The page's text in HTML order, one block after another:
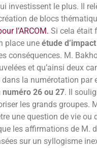
investissent le plus. Il
de blocs
l’ARCOM. Si cela était
place uneétude d’impact
conséquences. M.
et qu’ainsi deux
la numérotation par
numéro 26 ou 27. Il
les grands groupes.
une question de vie ou
les affirmations de M.
sur un syllogisme